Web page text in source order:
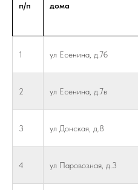
п/п
дома
1 ул Есенина, д.7б
2 ул Есенина, д.7в
3 ул Донская, д.8
4 ул Паровозная, д.3